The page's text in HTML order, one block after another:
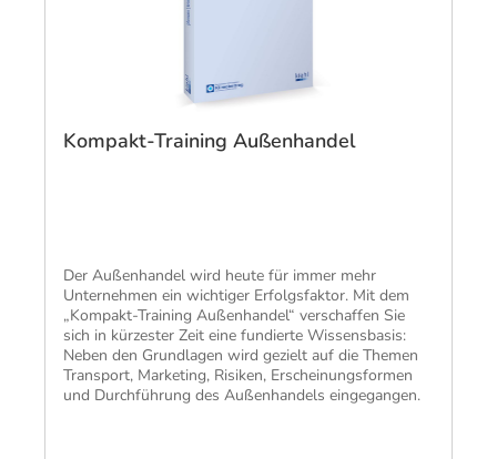
Kompakt-Training Außenhandel
​Der Außenhandel wird heute für immer mehr
Unternehmen ein wichtiger Erfolgsfaktor. Mit dem
„Kompakt-Training Außenhandel“ verschaffen Sie
sich in kürzester Zeit eine fundierte Wissensbasis:
Neben den Grundlagen wird gezielt auf die Themen
Transport, Marketing, Risiken, Erscheinungsformen
und Durchführung des Außenhandels eingegangen.